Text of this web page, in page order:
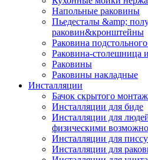
Напольные раковины
Пьедесталы &amp;
раковин&кронштейны
Раковина
Раковина-столешница
Раковины
Раковины накладные
Инсталляции
Бачок скрытого
Инсталляции для биде
Инсталляции для
физическими
Инсталляции для
Инсталляции для